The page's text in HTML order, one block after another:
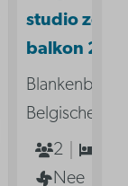
studio
balkon 2p
Belgische
2
Nee